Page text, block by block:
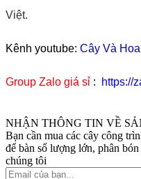
Việt.
Kênh youtube: Cây Và Hoa
Group Zalo giá sỉ : https://
NHẬN THÔNG TIN VỀ
Bạn cần mua các cây công
để bàn số lượng lớn, phân
chúng tôi